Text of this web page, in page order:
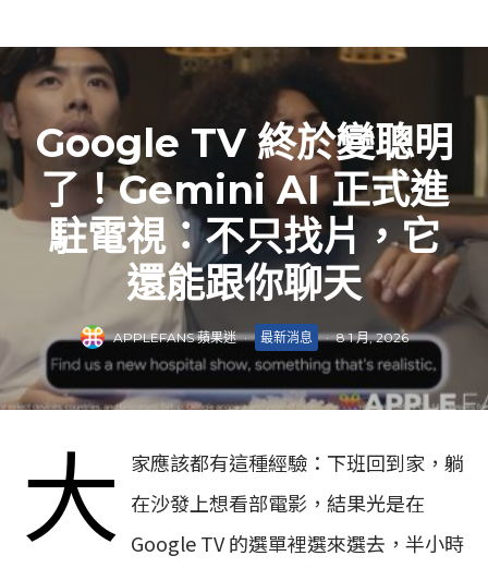
Google TV 終於變聰明
了！Gemini AI 正式進
駐電視：不只找片，它
還能跟你聊天
APPLEFANS 蘋果迷 · 最新消息 · 8 1 月, 2026
大
家應該都有這種經驗：下班回到家，躺
在沙發上想看部電影，結果光是在
Google TV 的選單裡選來選去，半小時